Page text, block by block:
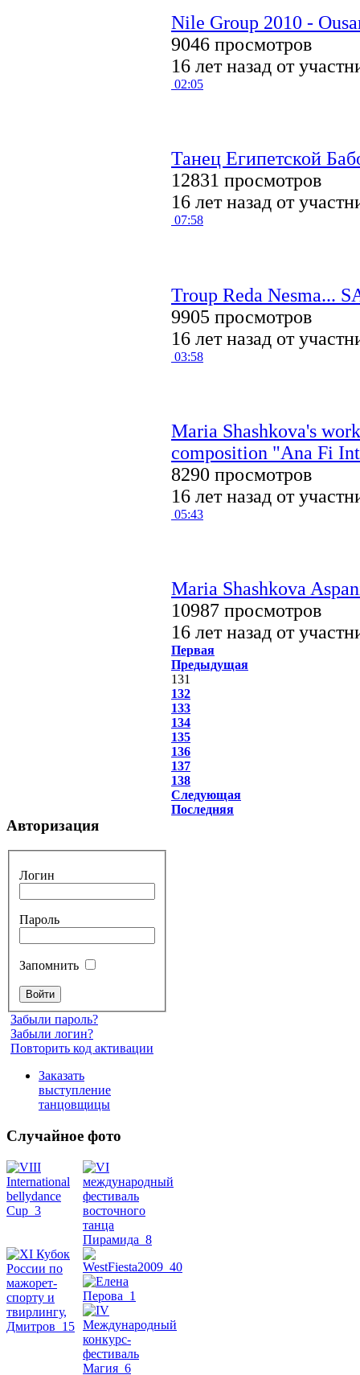
Nile Group 2010 -
9046 просмотров
16 лет назад от
02:05
Танец Египетской
12831 просмотров
16 лет назад от
07:58
9905 просмотров
16 лет назад от
03:58
Maria Shashkova's
composition "Ana Fi
8290 просмотров
16 лет назад от
05:43
Maria Shashkova
10987 просмотров
16 лет назад от
Первая
Предыдущая
131
132
133
134
135
136
137
138
Следующая
Последняя
Авторизация
Логин
Пароль
Запомнить
Забыли пароль?
Забыли логин?
Повторить код активации
Заказать
выступление
танцовщицы
Случайное фото
Танец
Belly
уроки